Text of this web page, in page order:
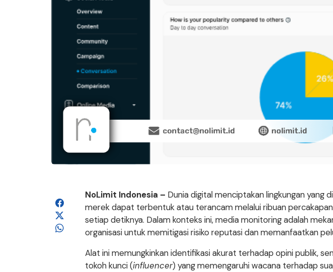
NoLimit Indonesia – Dunia digital menciptakan lingkungan yang
merek dapat terbentuk atau terancam melalui ribuan
setiap detiknya. Dalam konteks ini, media monitoring adalah
organisasi untuk memitigasi risiko reputasi dan memanfaatkan
Alat ini memungkinkan identifikasi akurat terhadap opini publik,
tokoh kunci (influencer) yang memengaruhi wacana terhadap